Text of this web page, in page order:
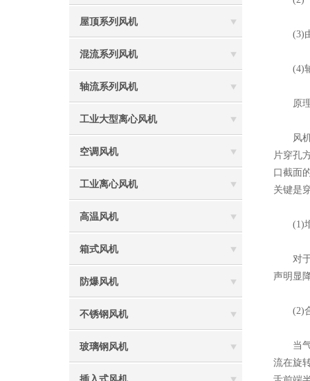
屋顶系列风机
混流系列风机
轴流系列风机
工业大型离心风机
空调风机
工业离心风机
高温风机
箱式风机
防爆风机
不锈钢风机
玻璃钢风机
(3)由
(4)轴
原
风机
片穿孔
口截面
关键是
(1)增
对于
声明显
(2)合
当气
流在旋